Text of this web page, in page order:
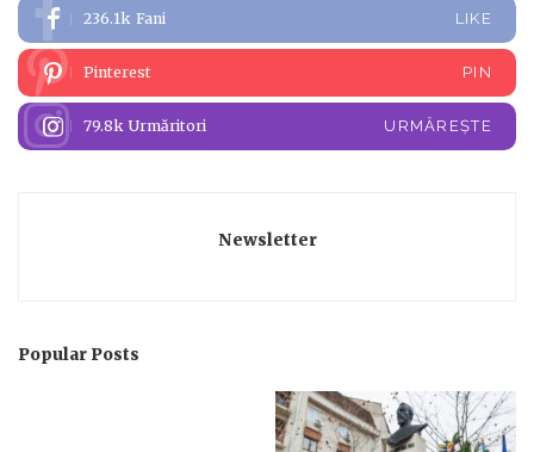
236.1k Fani LIKE
Pinterest PIN
79.8k Urmăritori URMĂREȘTE
Newsletter
Popular Posts